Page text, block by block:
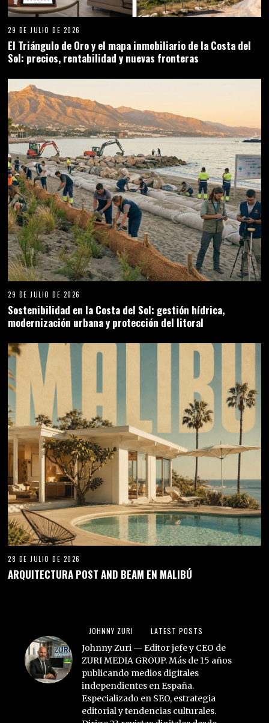
29 DE JULIO DE 2026
El Triángulo de Oro y el mapa inmobiliario de la Costa del
Sol: precios, rentabilidad y nuevas fronteras
29 DE JULIO DE 2026
Sostenibilidad en la Costa del Sol: gestión hídrica,
modernización urbana y protección del litoral
28 DE JULIO DE 2026
ARQUITECTURA POST AND BEAM EN MALIBÚ
JOHNNY ZURI LATEST POSTS
Johnny Zuri — Editor jefe y CEO de
ZURI MEDIA GROUP. Más de 15 años
publicando medios digitales
independientes en España.
Especializado en SEO, estrategia
editorial y tendencias culturales.